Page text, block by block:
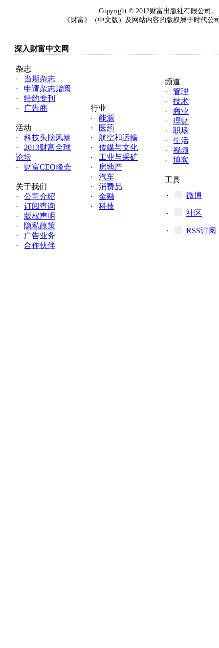
Copyright © 2012财富出版社有限公司
《财富》（中文版）及网站内容的版权属于时代
深入财富中文网
杂志
· 当期杂志
· 申请杂志赠阅
· 特约专刊
·
广告商
活动
· 科技头脑风暴
· 2013财富全球
论坛
· 财富CEO峰会
关于我们
· 公司介绍
· 订阅查询
· 版权声明
·
隐私政策
·
广告业务
· 合作伙伴
行业
· 能源
·
医药
· 航空和运输
· 传媒与文化
· 工业与采矿
·
房地产
· 汽车
· 消费品
· 金融
· 科技
频道
· 管理
· 技术
· 商业
· 理财
· 职场
· 生活
· 视频
· 博客
工具
·
微博
· 社区
· RSS订阅